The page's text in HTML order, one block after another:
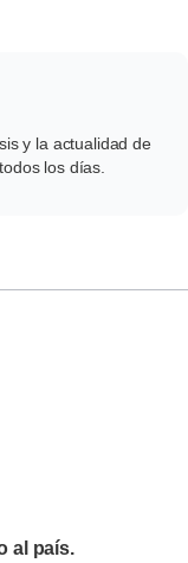
y la actualidad de
los días.
al país.